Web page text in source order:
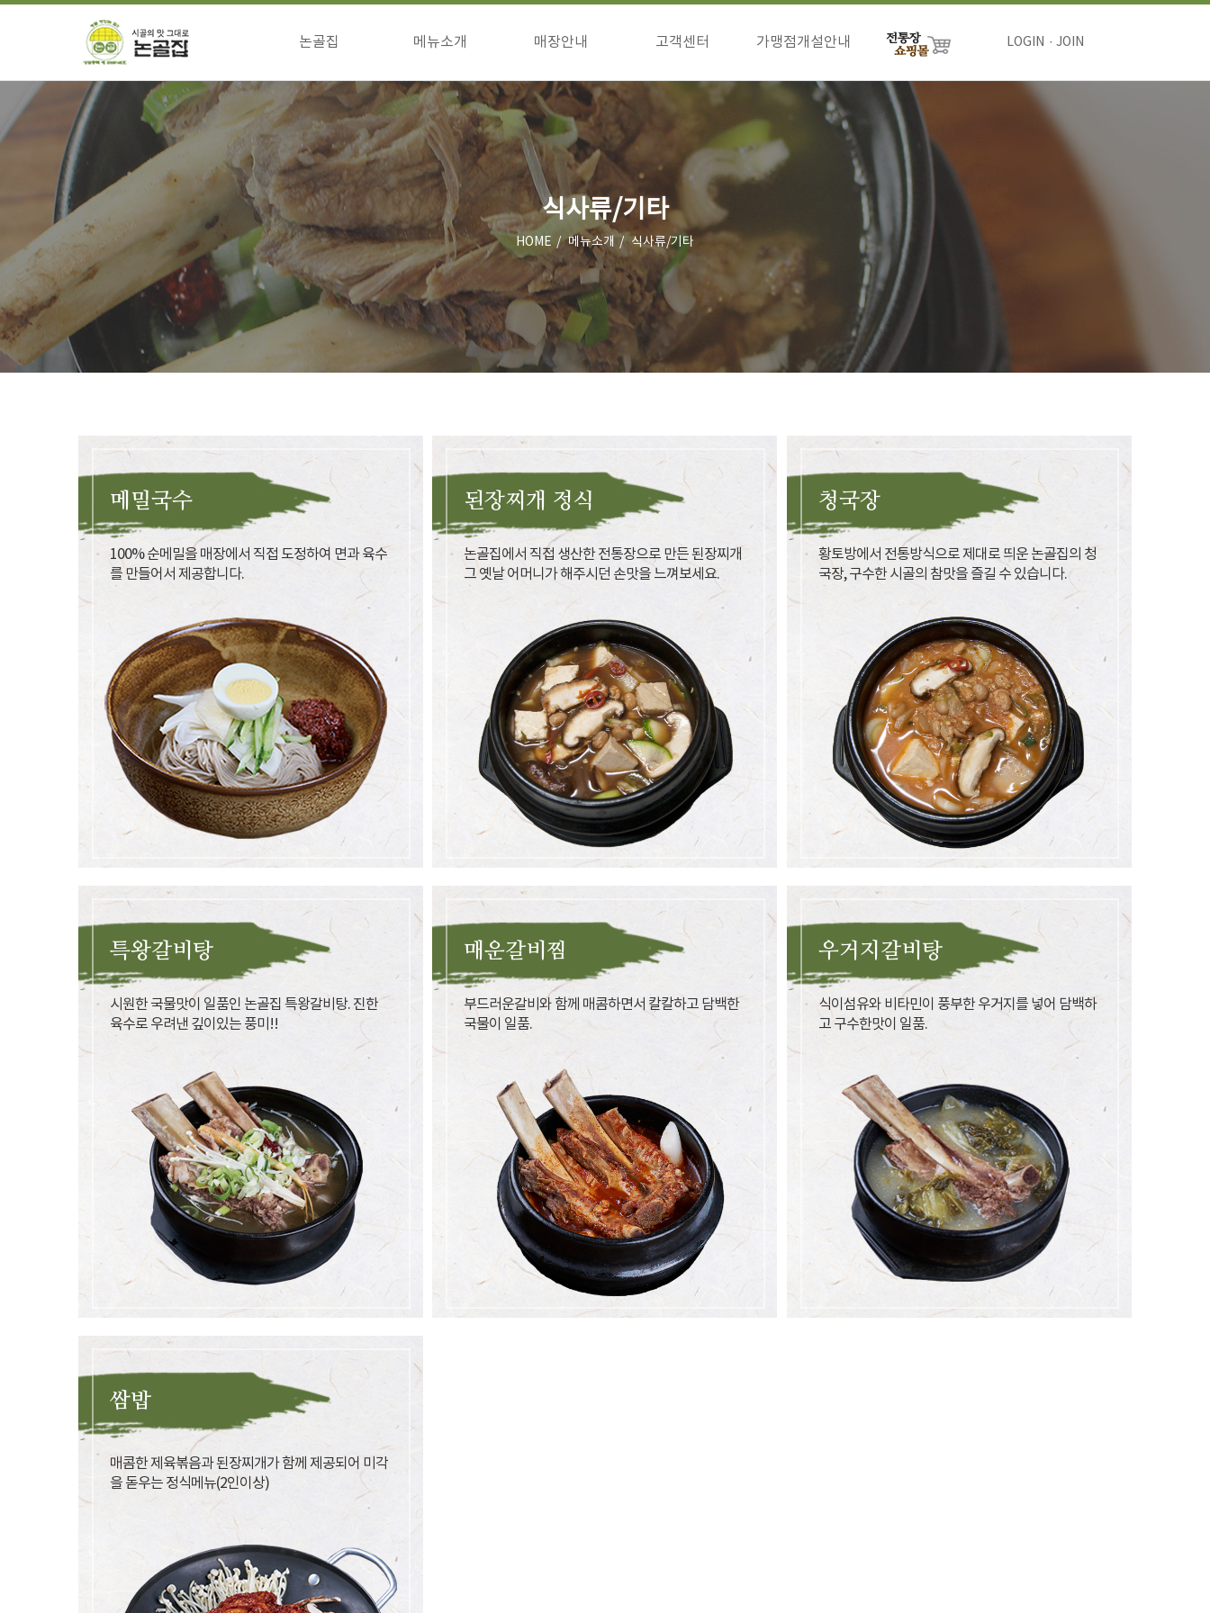
논골집
걸어온길
전통의맛 특징
향하는길
메뉴소개
구이류
식사류/기타
매장안내
매장안내
고객센터
이벤트
고객의소리
점주님방
가맹점개설안내
창업절차
상담하기
LOGIN JOIN
식사류/기타
HOME 메뉴소개 식사류/기타
메밀국수
100% 순메밀을 매장에서 직접 도정하여 면과 육수
를 만들어서 제공합니다.
된장찌개 정식
논골집에서 직접 생산한 전통장으로 만든 된장찌개
그 옛날 어머니가 해주시던 손맛을 느껴보세요.
청국장
황토방에서 전통방식으로 제대로 띄운 논골집의 청
국장, 구수한 시골의 참맛을 즐길 수 있습니다.
특왕갈비탕
시원한 국물맛이 일품인 논골집 특왕갈비탕. 진한
육수로 우려낸 깊이있는 풍미!!
매운갈비찜
부드러운갈비와 함께 매콤하면서 칼칼하고 담백한
국물이 일품.
우거지갈비탕
식이섬유와 비타민이 풍부한 우거지를 넣어 담백하
고 구수한맛이 일품.
쌈밥
매콤한 제육볶음과 된장찌개가 함께 제공되어 미각
을 돋우는 정식메뉴(2인이상)